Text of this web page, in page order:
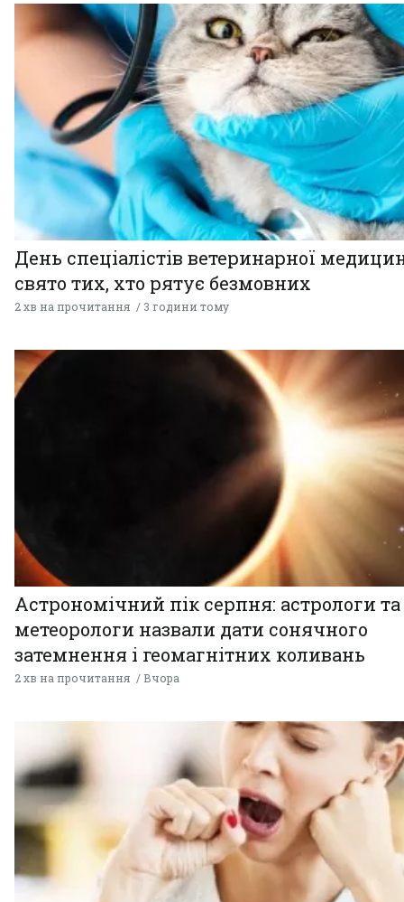
День спеціалістів ветеринарної
свято тих, хто рятує безмовних
2 хв на прочитання 3 години тому
Астрономічний пік серпня: астрологи та
метеорологи назвали дати сонячного
затемнення і геомагнітних коливань
2 хв на прочитання Вчора